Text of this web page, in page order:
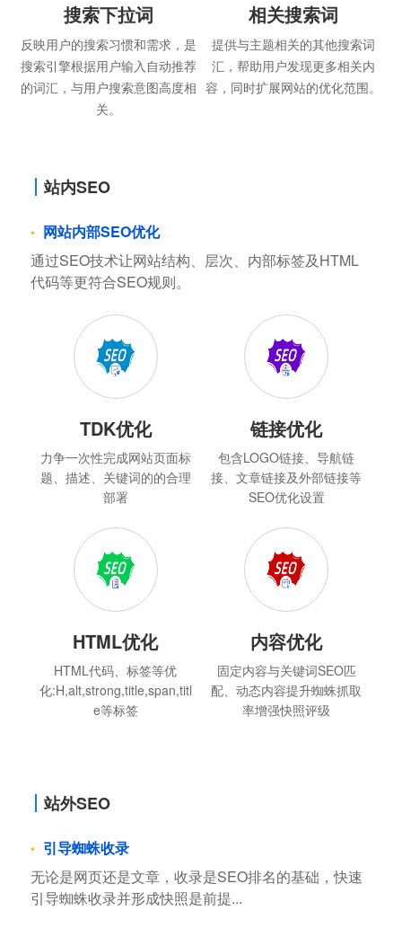
搜索下拉词
反映用户的搜索习惯和需求，是
搜索引擎根据用户输入自动推荐
的词汇，与用户搜索意图高度相
关。
相关搜索词
提供与主题相关的其他搜索词
汇，帮助用户发现更多相关内
容，同时扩展网站的优化范围。
站内SEO
网站内部SEO优化
通过SEO技术让网站结构、层次、内部标签及HTML
代码等更符合SEO规则。
TDK优化
力争一次性完成网站页面标
题、描述、关键词的的合理
部署
链接优化
包含LOGO链接、导航链
接、文章链接及外部链接等
SEO优化设置
HTML优化
HTML代码、标签等优
化:H,alt,strong,title,span,titl
e等标签
内容优化
固定内容与关键词SEO匹
配、动态内容提升蜘蛛抓取
率增强快照评级
站外SEO
引导蜘蛛收录
无论是网页还是文章，收录是SEO排名的基础，快速
引导蜘蛛收录并形成快照是前提...